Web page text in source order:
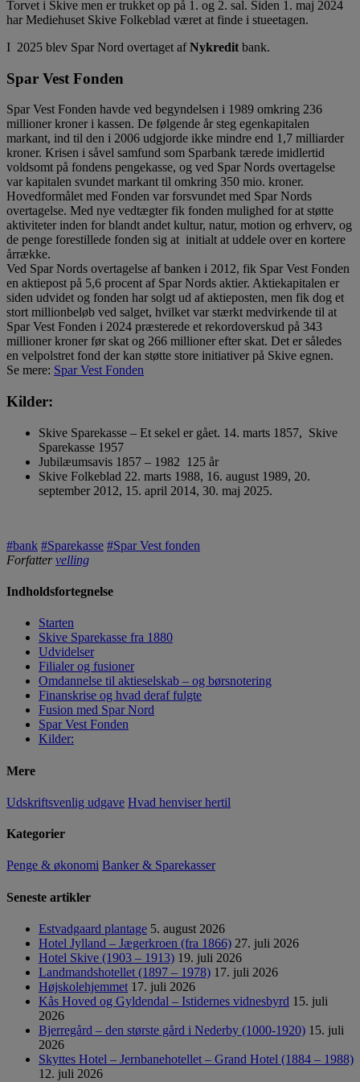
Torvet i Skive men er trukket op på 1. og 2. sal. Siden 1. maj 2024
har Mediehuset Skive Folkeblad været at finde i stueetagen.
I 2025 blev Spar Nord overtaget afNykredit bank.
Spar Vest Fonden
Spar Vest Fonden havde ved begyndelsen i 1989 omkring 236
millioner kroner i kassen. De følgende år steg egenkapitalen
markant, ind til den i 2006 udgjorde ikke mindre end 1,7 milliarder
kroner. Krisen i såvel samfund som Sparbank tærede imidlertid
voldsomt på fondens pengekasse, og ved Spar Nords overtagelse
var kapitalen svundet markant til omkring 350 mio. kroner.
Hovedformålet med Fonden var forsvundet med Spar Nords
overtagelse. Med nye vedtægter fik fonden mulighed for at støtte
aktiviteter inden for blandt andet kultur, natur, motion og erhverv, og
de penge forestillede fonden sig at initialt at uddele over en kortere
årrække.
Ved Spar Nords overtagelse af banken i 2012, fik Spar Vest Fonden
en aktiepost på 5,6 procent af Spar Nords aktier. Aktiekapitalen er
siden udvidet og fonden har solgt ud af aktieposten, men fik dog et
stort millionbeløb ved salget, hvilket var stærkt medvirkende til at
Spar Vest Fonden i 2024 præsterede et rekordoverskud på 343
millioner kroner før skat og 266 millioner efter skat. Det er således
en velpolstret fond der kan støtte store initiativer på Skive egnen.
Se mere: Spar Vest Fonden
Kilder:
Skive Sparekasse – Et sekel er gået. 14. marts 1857, Skive
Sparekasse 1957
Jubilæumsavis 1857 – 1982 125 år
Skive Folkeblad 22. marts 1988, 16. august 1989, 20.
september 2012, 15. april 2014, 30. maj 2025.
#bank #Sparekasse #Spar Vest fonden
Forfattervelling
Indholdsfortegnelse
Starten
Skive Sparekasse fra 1880
Udvidelser
Filialer og fusioner
Omdannelse til aktieselskab – og børsnotering
Finanskrise og hvad deraf fulgte
Fusion med Spar Nord
Spar Vest Fonden
Kilder:
Mere
Udskriftsvenlig udgave Hvad henviser hertil
Kategorier
Penge & økonomi Banker & Sparekasser
Seneste artikler
Estvadgaard plantage 5. august 2026
Hotel Jylland – Jægerkroen (fra 1866) 27. juli 2026
Hotel Skive (1903 – 1913) 19. juli 2026
Landmandshotellet (1897 – 1978) 17. juli 2026
Højskolehjemmet 17. juli 2026
Kås Hoved og Gyldendal – Istidernes vidnesbyrd 15. juli
2026
Bjerregård – den største gård i Nederby (1000-1920) 15. juli
2026
Skyttes Hotel – Jernbanehotellet – Grand Hotel (1884 – 1988)
12. juli 2026